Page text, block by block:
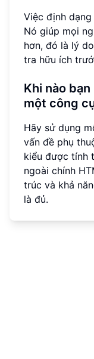
Việc định
Nó giúp mọi
hơn, đó là lý
tra hữu ích
Khi nào
một công
Hãy sử dụng
vấn đề phụ
kiểu được tính
ngoài chính
trúc và khả
là đủ.